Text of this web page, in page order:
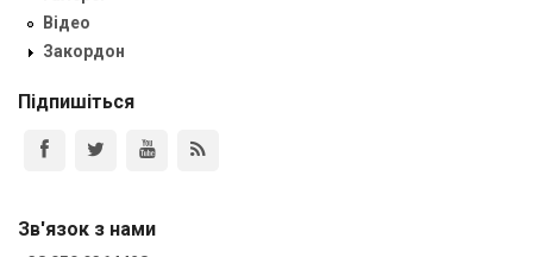
Відео
Закордон
Підпишіться
Зв'язок з нами